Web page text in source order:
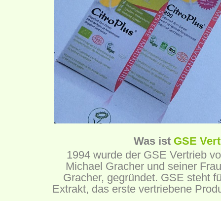
Was ist GSE
1994 wurde der GSE Vertrieb
Michael Gracher und seiner
Gracher, gegründet. GSE steht
Extrakt, das erste vertriebene